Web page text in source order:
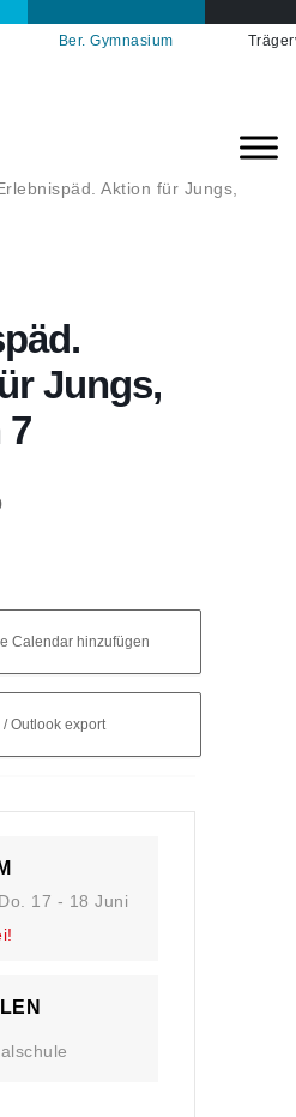
Ber. Gymnasium
Aktion für Jungs,
Jungs,
7
Calendar hinzufügen
Outlook export
17 - 18 Juni